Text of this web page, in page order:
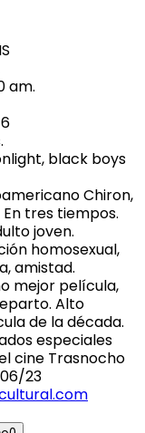
am.
black boys
Chiron,
tres tiempos.
joven.
homosexual,
amistad.
mejor película,
Alto
de la década.
especiales
cine Trasnocho
23